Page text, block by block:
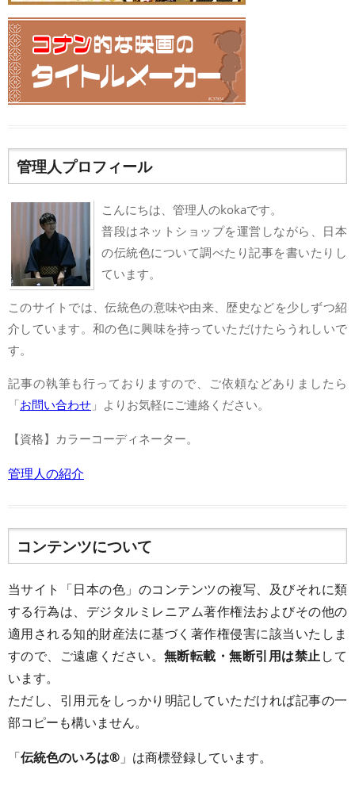
管理人プロフィール
こんにちは、管理人のkokaです。
普段はネットショップを運営しながら、日本
の伝統色について調べたり記事を書いたりし
ています。
このサイトでは、伝統色の意味や由来、歴史などを少しずつ紹
介しています。和の色に興味を持っていただけたらうれしいで
す。
記事の執筆も行っておりますので、ご依頼などありましたら
「お問い合わせ 」よりお気軽にご連絡ください。
【資格】カラーコーディネーター。
管理人の紹介
コンテンツについて
当サイト「日本の色」のコンテンツの複写、及びそれに類
する行為は、デジタルミレニアム著作権法およびその他の
適用される知的財産法に基づく著作権侵害に該当いたしま
すので、ご遠慮ください。 無断転載・無断引用は禁止して
います。
ただし、引用元をしっかり明記していただければ記事の一
部コピーも構いません。
「伝統色のいろは® 」は商標登録しています。